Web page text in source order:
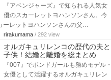
『アベンジャーズ』で知られる人気女
優のスカーレットヨハンソンさん。今
ーレットヨハンソンさんの父…
rirakumama / 292 view
オルガキュリレンコの歴代の夫と
子供！結婚と離婚を総まとめ
『007』でボンドガールも務めモデル・
女優として活躍するオルガキュリレン